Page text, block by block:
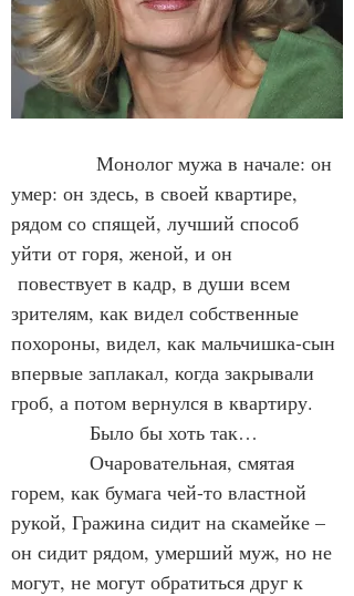
Монолог мужа в начале: он
умер: он здесь, в своей квартире,
рядом со спящей, лучший способ
уйти от горя, женой, и он
повествует в кадр, в души всем
зрителям, как видел собственные
похороны, видел, как мальчишка-сын
впервые заплакал, когда закрывали
гроб, а потом вернулся в квартиру.
Было бы хоть так…
Очаровательная, смятая
горем, как бумага чей-то властной
рукой, Гражина сидит на скамейке –
он сидит рядом, умерший муж, но не
могут, не могут обратиться друг к